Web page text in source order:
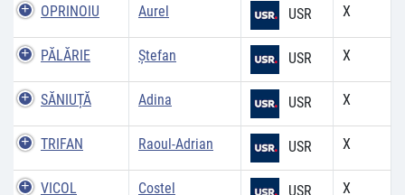
OPRINOIU Aurel USR X
PĂLĂRIE Ștefan USR X
SĂNIUȚĂ Adina USR X
TRIFAN Raoul-Adrian USR X
VICOL Costel USR X